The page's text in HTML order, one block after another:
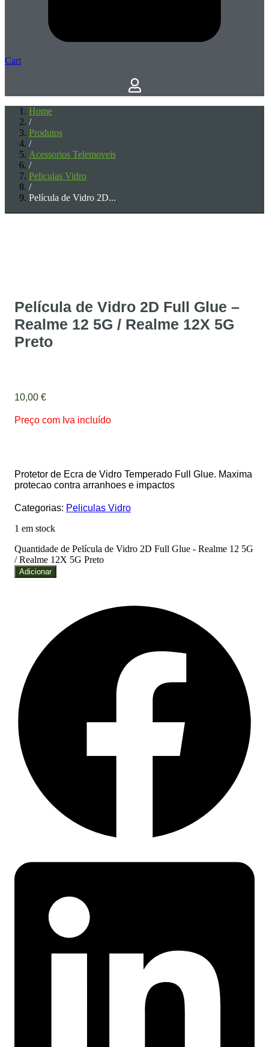
Cart
Home
/
Produtos
/
Acessorios Telemoveis
/
Peliculas Vidro
/
Película de Vidro 2D...
Película de Vidro 2D Full Glue –
Realme 12 5G / Realme 12X 5G
Preto
10,00 €
Preço com Iva incluído
Protetor de Ecra de Vidro Temperado Full Glue. Maxima
protecao contra arranhoes e impactos
Categorias: Peliculas Vidro
1 em stock
Quantidade de Película de Vidro 2D Full Glue - Realme 12 5G
/ Realme 12X 5G Preto
Adicionar